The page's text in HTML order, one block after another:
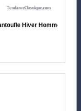
Hiver Homme